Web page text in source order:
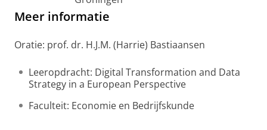
Meer informatie
Oratie: prof. dr. H.J.M. (Harrie) Bastiaansen
Leeropdracht: Digital Transformation and Data
Strategy in a European Perspective
Faculteit: Economie en Bedrijfskunde